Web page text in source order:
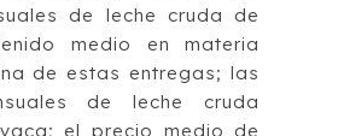
de leche cruda de
medio en materia
de estas entregas; las
de leche cruda
el precio medio de